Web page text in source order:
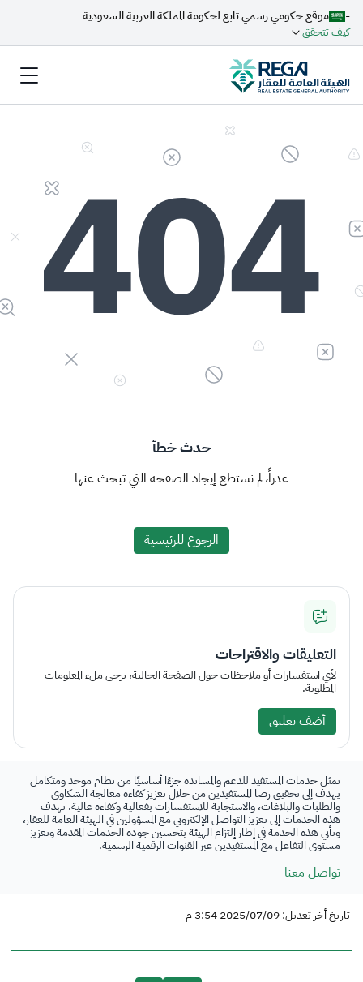
-
موقع حكومي رسمي تابع لحكومة المملكة العربية السعودية
كيف تتحقق
حدث خطأ
عذراً، لم نستطع إيجاد الصفحة التي تبحث عنها
الرجوع للرئيسية
التعليقات والاقتراحات
لأي استفسارات أو ملاحظات حول الصفحة الحالية، يرجى ملء المعلومات
المطلوبة.
أضف تعليق
تمثل خدمات المستفيد للدعم والمساندة جزءًا أساسيًا من نظام موحد ومتكامل
يهدف إلى تحقيق رضا المستفيدين من خلال تعزيز كفاءة معالجة الشكاوى
والطلبات والبلاغات، والاستجابة للاستفسارات بفعالية وكفاءة عالية. تهدف
هذه الخدمات إلى تعزيز التواصل الإلكتروني مع المسؤولين في الهيئة العامة للعقار،
وتأتي هذه الخدمة في إطار إلتزام الهيئة بتحسين جودة الخدمات المقدمة وتعزيز
مستوى التفاعل مع المستفيدين عبر القنوات الرقمية الرسمية.
تواصل معنا
تاريخ أخر تعديل: 2025/07/09 3:54 م